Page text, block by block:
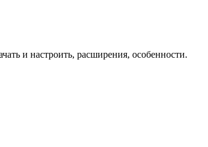
и настроить, расширения, особенности.